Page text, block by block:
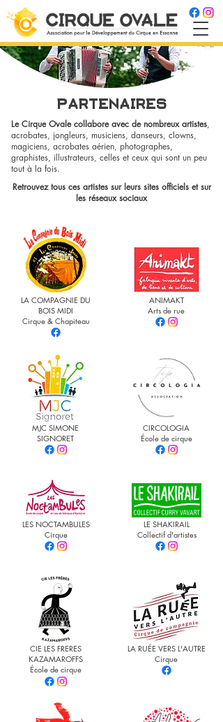
PARTENAIRES
Le Cirque Ovale collabore avec de nombreux artistes,
acrobates, jongleurs, musiciens, danseurs, clowns,
magiciens, acrobates aérien, photographes,
graphistes, illustrateurs, celles et ceux qui sont un peu
tout à la fois.
Retrouvez tous ces artistes sur leurs sites officiels et sur
les réseaux sociaux
LA COMPAGNIE DU
BOIS MIDI
Cirque & Chapiteau
MJC SIMONE
SIGNORET
LES NOCTAMBULES
Cirque
CIE LES FRERES
KAZAMAROFFS
École de cirque
ANIMAKT
Arts de rue
CIRCOLOGIA
École de cirque
LE SHAKIRAIL
Collectif d'artistes
LA RUÉE VERS L'AUTRE
Cirque